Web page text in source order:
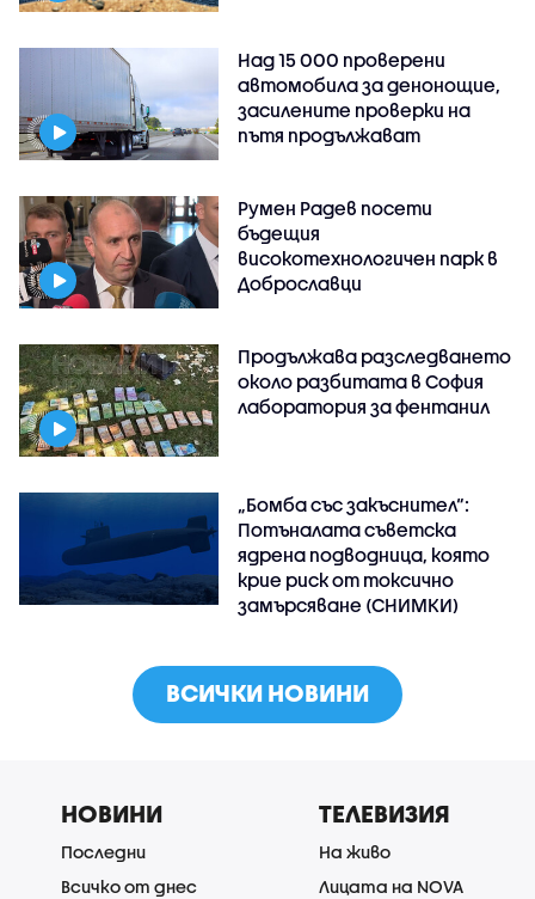
Над 15 000 проверени
автомобила за денонощие,
засилените проверки на
пътя продължават
Румен Радев посети
бъдещия
високотехнологичен парк в
Доброславци
Продължава разследването
около разбитата в София
лаборатория за фентанил
„Бомба със закъснител“:
Потъналата съветска
ядрена подводница, която
крие риск от токсично
замърсяване (СНИМКИ)
ВСИЧКИ НОВИНИ
НОВИНИ
Последни
Всичко от днес
ТЕЛЕВИЗИЯ
На живо
Лицата на NOVA